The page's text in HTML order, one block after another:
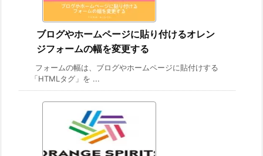
ブログやホームページに貼り付けるオレン
ジフォームの幅を変更する
フォームの幅は、ブログやホームページに貼付けする
「HTMLタグ」を ...